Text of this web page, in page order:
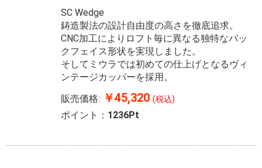
SC Wedge
鋳造製法の設計自由度の高さを徹底追求。
CNC加工によりロフト毎に異なる独特なバッ
クフェイス形状を実現しました。
そしてミウラでは初めての仕上げとなるヴィ
ンテージカッパーを採用。
販売価格: ￥45,320(税込)
ポイント： 1236Pt